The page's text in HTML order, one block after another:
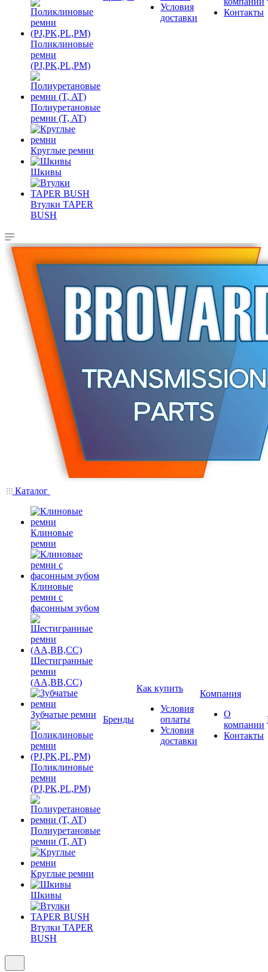
Поликлиновые
ремни
(PJ,PK,PL,PM)
Полиуретановые
ремни (T, AT)
Круглые ремни
Шкивы
Втулки TAPER
BUSH
Условия
доставки
Контакты
Каталог
Клиновые
ремни
Клиновые
ремни с
фасонным зубом
Шестигранные
ремни
(AA,BB,CC)
Зубчатые ремни
Поликлиновые
ремни
(PJ,PK,PL,PM)
Полиуретановые
ремни (T, AT)
Круглые ремни
Шкивы
Втулки TAPER
BUSH
Бренды
Как купить
Условия
оплаты
Условия
доставки
Компания
О
компании
Контакты